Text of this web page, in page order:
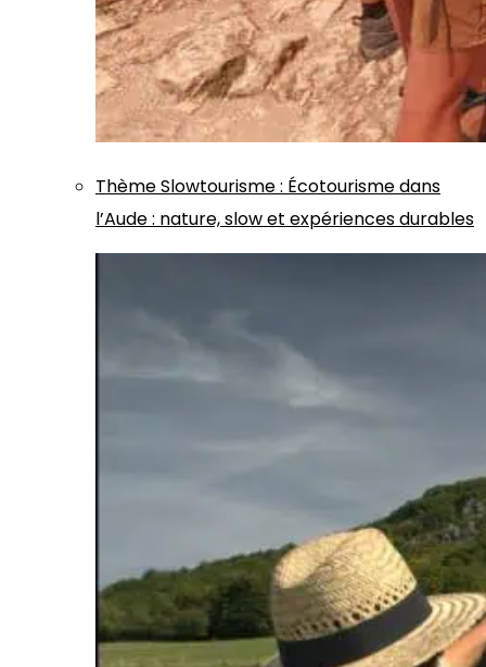
ThèmeSlowtourisme: Écotourisme dans
l’Aude : nature, slow et expériences durables